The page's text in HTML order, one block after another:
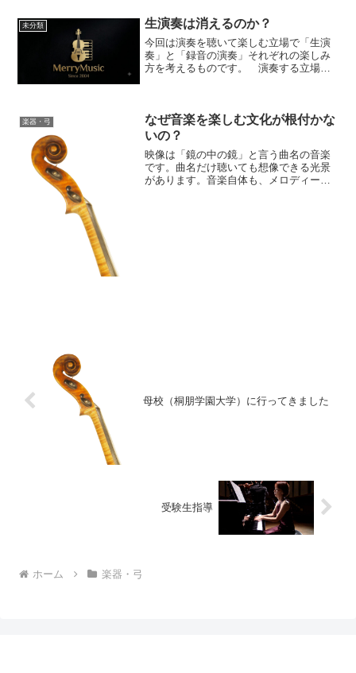
その違いはどこから生まれる...
未分類 生演奏は消えるのか？
今回は演奏を聴いて楽しむ立場で「生演
奏」と「録音の演奏」それぞれの楽しみ
方を考えるものです。 演奏する立場で
す。 元より演奏は「人間の前で...
楽器・弓
なぜ音楽を楽しむ文化が根付かな
いの？
映像は「鏡の中の鏡」と言う曲名の音楽
です。曲名だけ聴いても想像できる光景
があります。音楽自体も、メロディーが
母校（桐朋学園大学）に行ってきました
受験生指導
ホーム 楽器・弓